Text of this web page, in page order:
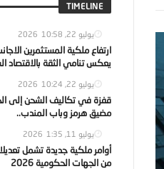
TIMELINE
يوليو 22, 2026 10:58
ارتفاع ملكية المستثمرين
يعكس تنامي الثقة بالاقتصاد
يوليو 22, 2026 10:24
قفزة في تكاليف الشحن إلى
مضيق هرمز وباب المندب..
يوليو 11, 2026 1:35
أوامر ملكية جديدة تشمل
من الجهات الحكومية 2026